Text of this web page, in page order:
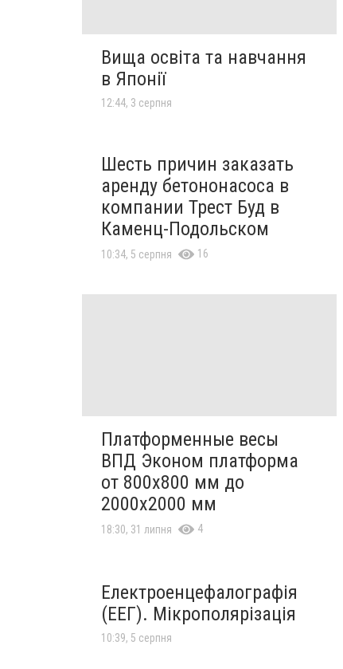
Вища освіта та навчання
в Японії
12:44, 3 серпня
Шесть причин заказать
аренду бетононасоса в
компании Трест Буд в
Каменц-Подольском
10:34, 5 серпня 16
Платформенные весы
ВПД Эконом платформа
от 800х800 мм до
2000х2000 мм
18:30, 31 липня 4
Електроенцефалографія
(ЕЕГ). Мікрополярізація
10:39, 5 серпня